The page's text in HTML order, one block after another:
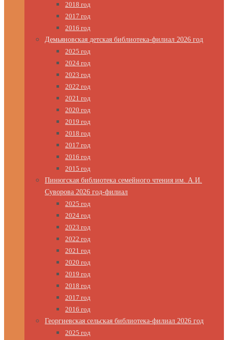
2018 год
2017 год
2016 год
Демьяновская детская библиотека-филиал 2026 год
2025 год
2024 год
2023 год
2022 год
2021 год
2020 год
2019 год
2018 год
2017 год
2016 год
2015 год
Пинюгская библиотека семейного чтения им. А.И.
Суворова 2026 год-филиал
2025 год
2024 год
2023 год
2022 год
2021 год
2020 год
2019 год
2018 год
2017 год
2016 год
Георгиевская сельская библиотека-филиал 2026 год
2025 год